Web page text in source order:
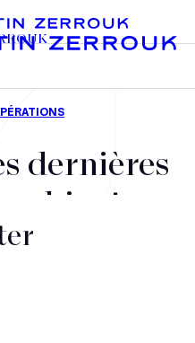
stratégiques
dernières
et nos
après